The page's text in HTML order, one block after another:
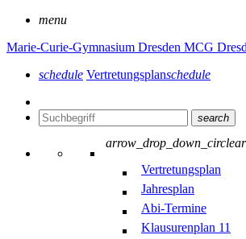
menu
Marie-Curie-Gymnasium Dresden MCG
schedule Vertretungsplanschedule
search
arrow_drop_down_circle
Vertretungsplan
Jahresplan
Abi-Termine
Klausurenplan 11